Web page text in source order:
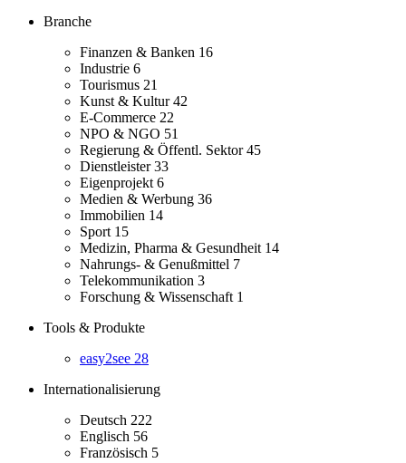
Branche
Finanzen & Banken 16
Industrie 6
Tourismus 21
Kunst & Kultur42
E-Commerce 22
NPO & NGO 51
Regierung & Öffentl. Sektor45
Dienstleister33
Eigenprojekt 6
Medien & Werbung 36
Immobilien 14
Sport 15
Medizin, Pharma & Gesundheit 14
Nahrungs- & Genußmittel 7
Telekommunikation 3
Forschung & Wissenschaft 1
Tools & Produkte
easy2see 28
Internationalisierung
Deutsch 222
Englisch 56
Französisch 5